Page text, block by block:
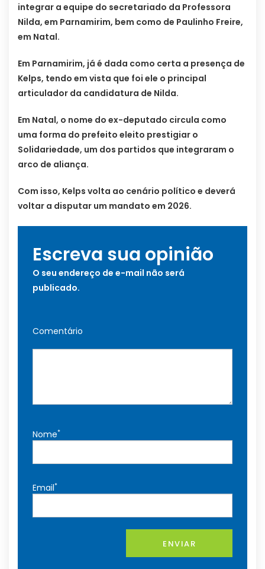
integrar a equipe do secretariado da Professora
Nilda, em Parnamirim, bem como de Paulinho Freire,
em Natal.
Em Parnamirim, já é dada como certa a presença de
Kelps, tendo em vista que foi ele o principal
articulador da candidatura de Nilda.
Em Natal, o nome do ex-deputado circula como
uma forma do prefeito eleito prestigiar o
Solidariedade, um dos partidos que integraram o
arco de aliança.
Com isso, Kelps volta ao cenário político e deverá
voltar a disputar um mandato em 2026.
Escreva sua opinião
O seu endereço de e-mail não será
publicado.
Comentário
Nome*
Email*
ENVIAR